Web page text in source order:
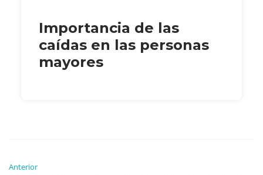
Importancia de las
caídas en las personas
mayores
Anterior